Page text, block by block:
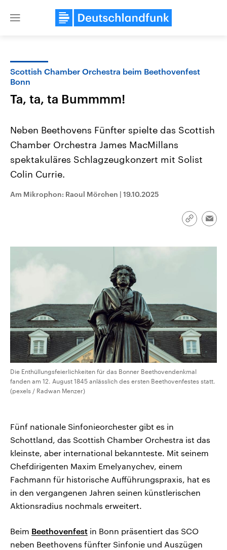
Close
Landtagswahl Sachsen-Anhalt
Alle Informationen
Sachsen-Anhalt wählt am 6.
und Kandidaten der anstehenden
Hintergründe
gehören die Vereinigten
den mächtigsten Ländern
mit großem Einfluss auf
Scottish Chamber Orchestra beim Beethovenfest
Bonn
Ta, ta, ta Bummmm!
Neben Beethovens Fünfter spielte das Scottish
Chamber Orchestra James MacMillans
spektakuläres Schlagzeugkonzert mit Solist
Colin Currie.
Am Mikrophon: Raoul Mörchen | 19.10.2025
Link
Die Enthüllungsfeierlichkeiten für das Bonner Beethovendenkmal
fanden am 12. August 1845 anlässlich des ersten Beethovenfestes statt.
(pexels / Radwan Menzer)
Fünf nationale Sinfonieorchester gibt es in
Schottland, das Scottish Chamber Orchestra ist das
kleinste, aber international bekannteste. Mit seinem
Chefdirigenten Maxim Emelyanychev, einem
Fachmann für historische Aufführungspraxis, hat es
in den vergangenen Jahren seinen künstlerischen
Aktionsradius nochmals erweitert.
Beim Beethovenfest in Bonn präsentiert das SCO
neben Beethovens fünfter Sinfonie und Auszügen